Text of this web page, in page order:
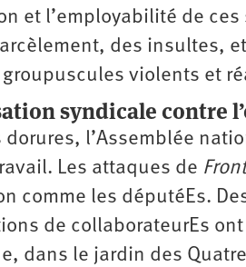
et l’employabilité de
des insultes,
violents et
syndicale contre
dorures, l’Assemblée
Les attaques de
comme les députéEs.
de collaborateurEs
dans le jardin des